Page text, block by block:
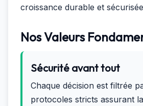
croissance durable et
Nos Valeurs
Sécurité avant tout
Chaque décision est filtrée
protocoles stricts assurant